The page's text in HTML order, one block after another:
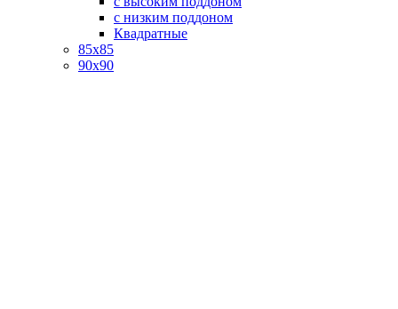
с низким поддоном
Квадратные
85х85
90х90